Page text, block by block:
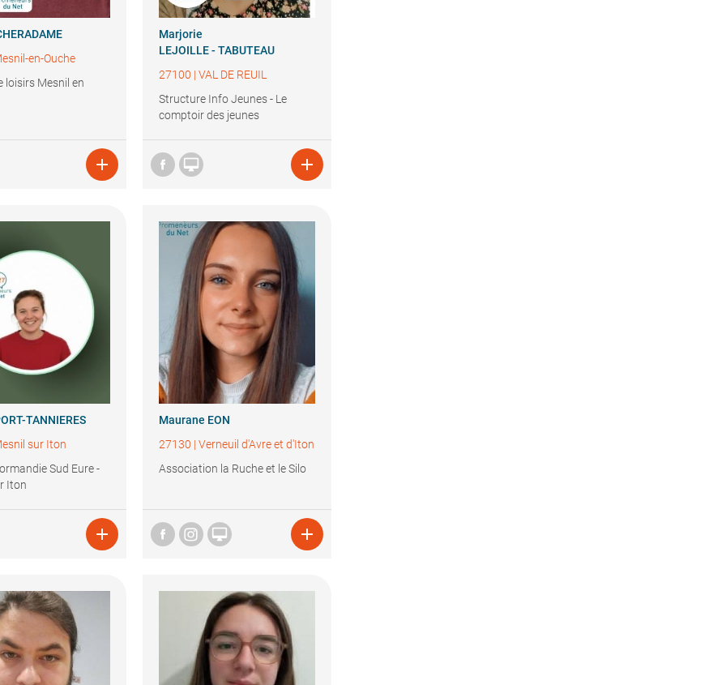
en-Ouche
loisirs Mesnil en

Marjorie
LEJOILLE - TABUTEAU
27100 | VAL DE REUIL
Structure Info Jeunes - Le
comptoir des jeunes
 
TANNIERES
sur Iton
Sud Eure -
Iton

Maurane EON
27130 | Verneuil d'Avre et d'Iton
Association la Ruche et le Silo
 